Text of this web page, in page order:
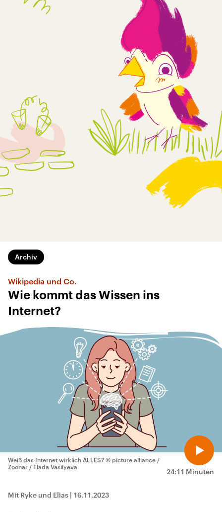
Archiv
Wikipedia und Co.
Wie kommt das Wissen ins
Internet?
24:11 Minuten
Weiß das Internet wirklich ALLES? © picture alliance /
Zoonar / Elada Vasilyeva
Mit Ryke und Elias | 16.11.2023